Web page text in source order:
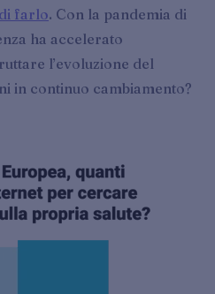
farlo. Con la pandemia di
ha accelerato
l’evoluzione del
in continuo cambiamento?